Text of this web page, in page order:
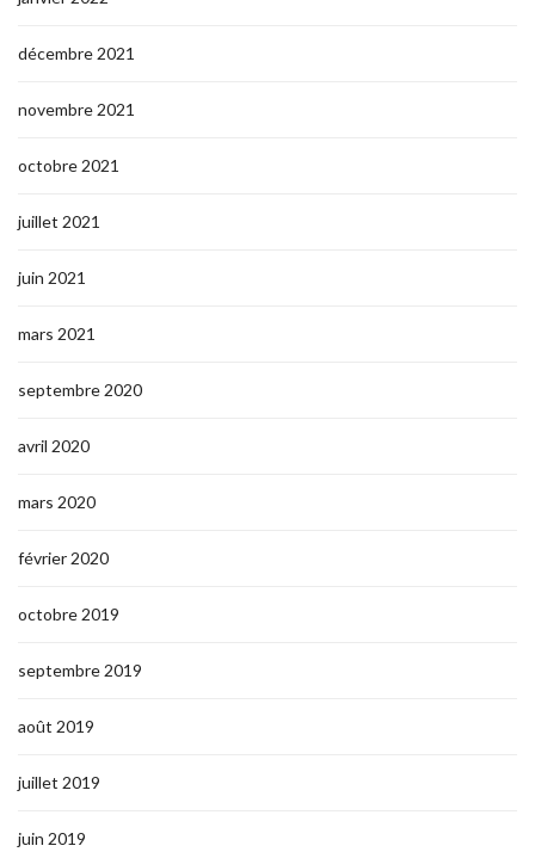
décembre 2021
novembre 2021
octobre 2021
juillet 2021
juin 2021
mars 2021
septembre 2020
avril 2020
mars 2020
février 2020
octobre 2019
septembre 2019
août 2019
juillet 2019
juin 2019